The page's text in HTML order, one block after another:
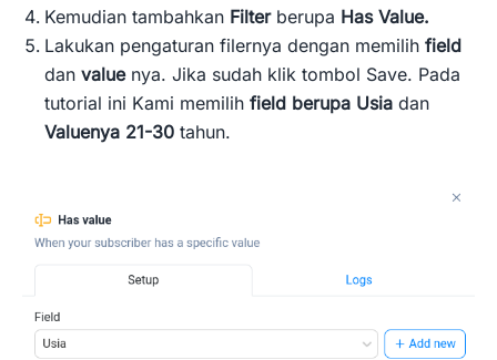
Kemudian tambahkan Filter berupa Has Value.
Lakukan pengaturan filernya dengan memilih field
dan value nya. Jika sudah klik tombol Save. Pada
tutorial ini Kami memilih field berupa Usia dan
Valuenya 21-30 tahun.